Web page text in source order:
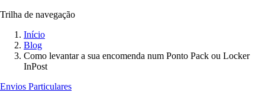
Trilha de navegação
Início
Blog
Como levantar a sua encomenda num Ponto Pack ou Locker
InPost
Envios Particulares